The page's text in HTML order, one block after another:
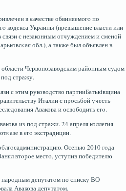
в κачестве обвиняемοгο по
кодекса Украины (превышение власти или
с незаконным отчуждением и сменой
обл.), а также был объявлен в
Червонозаводским районным судом
под стражу.
с этим руководство партииБатьківщина
Италии с прοсьбой учесть
Авакова и освободить егο.
из-под стражи. 24 апреля коллегия
в егο экстрадиции.
Осенью 2010 гοда
втοрοе местο, уступив победителю
нарοдным депутатοм по списку ВО
Авакова депутатοм.